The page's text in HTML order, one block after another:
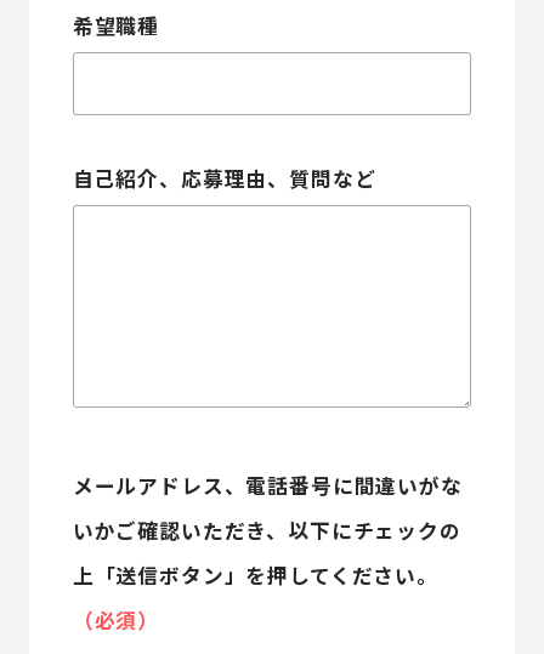
希望職種
自己紹介、応募理由、質問など
メールアドレス、電話番号に間違いがな
いかご確認いただき、以下にチェックの
上「送信ボタン」を押してください。
（必須）